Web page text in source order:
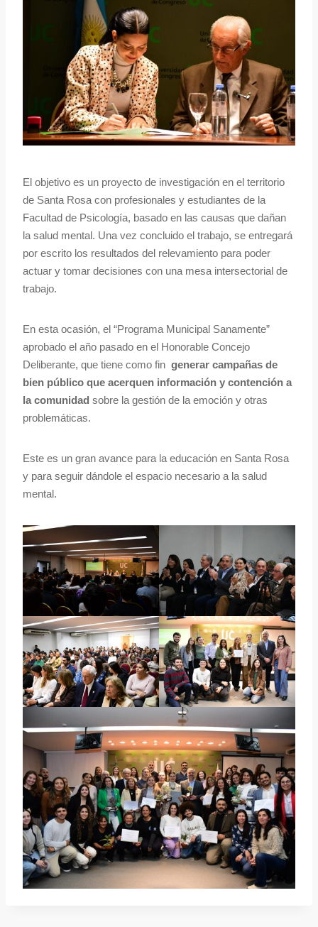
El objetivo es un proyecto de investigación en el territorio
de Santa Rosa con profesionales y estudiantes de la
Facultad de Psicología, basado en las causas que dañan
la salud mental. Una vez concluido el trabajo, se entregará
por escrito los resultados del relevamiento para poder
actuar y tomar decisiones con una mesa intersectorial de
trabajo.
En esta ocasión, el “Programa Municipal Sanamente”
aprobado el año pasado en el Honorable Concejo
Deliberante, que tiene como fin generar campañas de
bien público que acerquen información y contención a
la comunidad sobre la gestión de la emoción y otras
problemáticas.
Este es un gran avance para la educación en Santa Rosa
y para seguir dándole el espacio necesario a la salud
mental.